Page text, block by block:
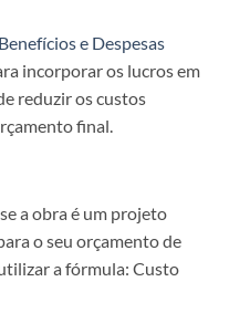
Benefícios e Despesas
incorporar os lucros em
reduzir os custos
final.
a obra é um projeto
o seu orçamento de
a fórmula: Custo